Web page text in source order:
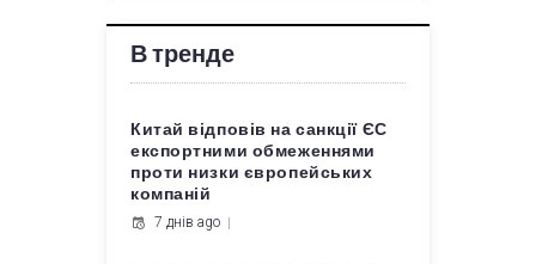
В тренде
Китай відповів на санкції ЄС
експортними обмеженнями
проти низки європейських
компаній
7 днів ago